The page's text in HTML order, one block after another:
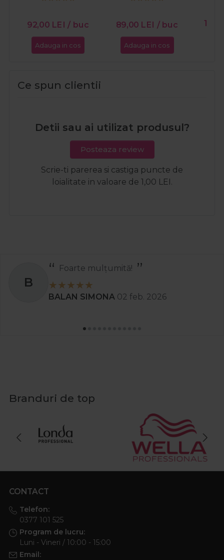
92,00 LEI / buc
Adauga in cos
89,00 LEI / buc
Adauga in cos
Ce spun clientii
Detii sau ai utilizat produsul?
Posteaza review
Scrie-ti parerea si castiga puncte de
loialitate in valoare de 1,00 LEI.
02 feb. 2026
Branduri de top
CONTACT
Telefon:
0377 101 525
Program de lucru:
Luni - Vineri / 10:00 - 15:00
Email: